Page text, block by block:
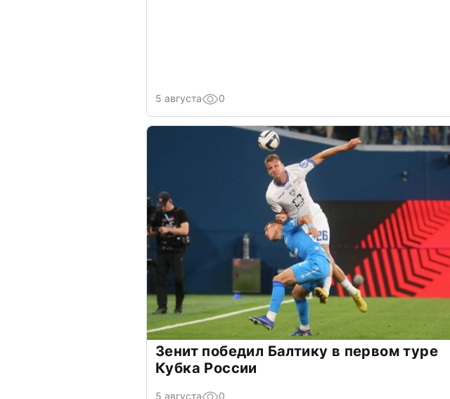
5 августа 0
Зенит победил Балтику в первом туре
Кубка России
5 августа 0